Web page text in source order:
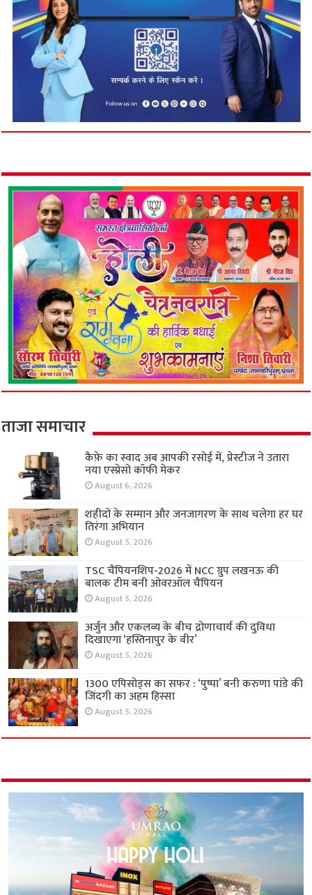
ताजा समाचार
कैफ़े का स्वाद अब आपकी रसोई में, प्रेस्टीज ने उतारा
नया एस्प्रेसो कॉफी मेकर
August 6, 2026
शहीदों के सम्मान और जनजागरण के साथ चलेगा हर घर
तिरंगा अभियान
August 5, 2026
TSC चैंपियनशिप-2026 में NCC ग्रुप लखनऊ की
बालक टीम बनी ओवरऑल चैंपियन
August 5, 2026
अर्जुन और एकलव्य के बीच द्रोणाचार्य की दुविधा
दिखाएगा ‘हस्तिनापुर के वीर’
August 5, 2026
1300 एपिसोड्स का सफर : ‘पुष्पा’ बनी करुणा पांडे की
जिंदगी का अहम हिस्सा
August 5, 2026